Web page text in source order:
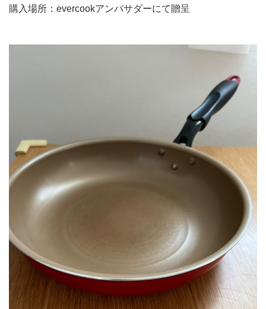
購入場所：evercookアンバサダーにて贈呈